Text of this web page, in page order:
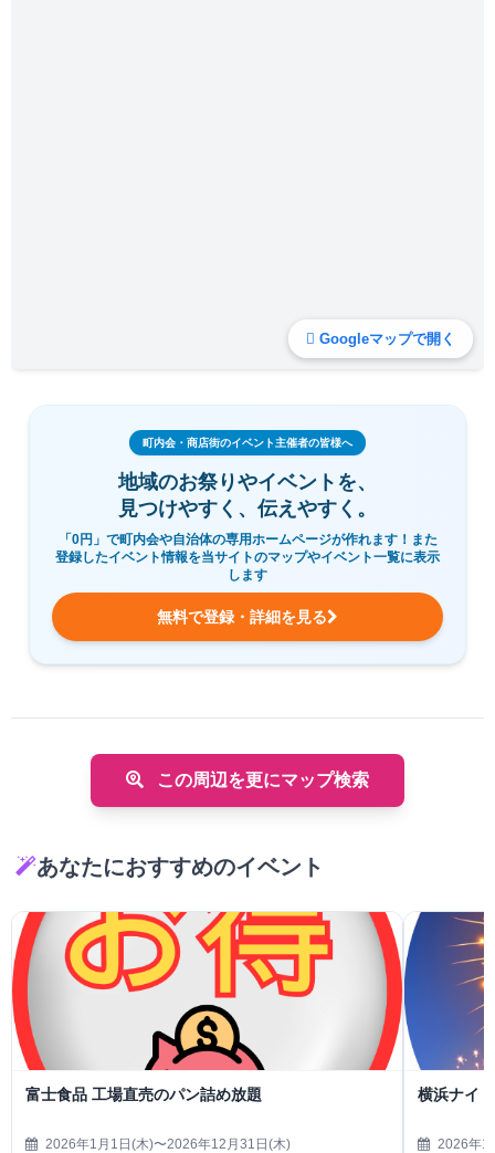
Googleマップで開く
町内会・商店街のイベント主催者の皆様へ
地域のお祭りやイベントを、
見つけやすく、伝えやすく。
「0円」で町内会や自治体の専用ホームページが作れます！また
登録したイベント情報を当サイトのマップやイベント一覧に表示
します
無料で登録・詳細を見る
この周辺を更にマップ検索
あなたにおすすめのイベント
富士食品 工場直売のパン詰め放題
2026年1月1日(木)〜2026年12月31日(木)
横浜ナイ
2026年1